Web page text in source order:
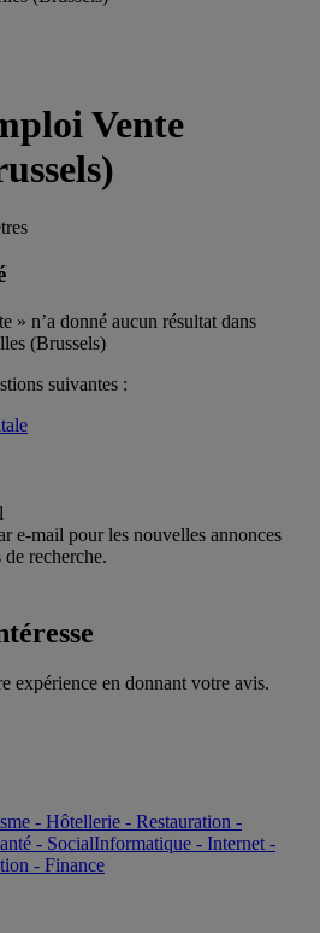
Vente
» n’a donné aucun résultat dans
(Brussels)
suivantes :
e-mail pour les nouvelles annonces
recherche.
expérience en donnant votre avis.
- Hôtellerie - Restauration -
- SocialInformatique - Internet -
- Finance